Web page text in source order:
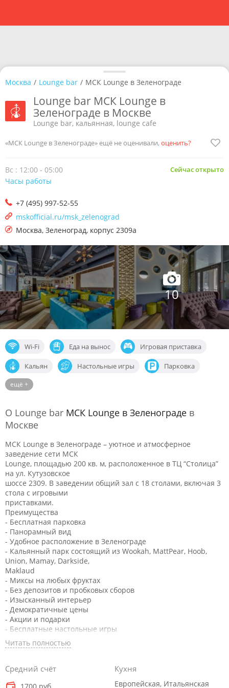
10
Wi-Fi Еда на вынос Игровая приставка
Кальян Настольные игры Парковка
Спортивные трансляции
ещё +
Москва / Lounge bar / МСК Lounge в Зеленограде
Lounge bar МСК Lounge в
Зеленограде в Москве
Lounge bar, кальянная, lounge cafe
«МСК Lounge в Зеленограде» ещё не оценивали, оценить?
+7 (495) 997-52-55
mskofficial.ru/msk_zelenograd
Москва, Зеленоград, корпус 2309а
Сейчас открыто
Вс : 12:00 - 05:00
Часы работы
О Lounge bar МСК Lounge в Зеленограде в
Москве
МСК Lounge в Зеленограде – уютное и атмосферное
заведение сети МСК
Lounge, площадью 200 кв. м, расположенное в ТЦ “Столица”
на ул. Кутузовское
шоссе 2309. В заведении общий зал с 18 столами, включая 3
стола с игровыми
приставками.
Преимущества
- Бесплатная парковка
- Панорамный вид
- Удобное расположение в Зеленограде
- Кальянный парк состоящий из Wookah, MattPear, Hoob,
Union, Mamay, Darkside,
Maklaud
- Миксы на любых фруктах
- Без депозитов и пробковых сборов
- Изысканный интерьер
- Демократичные цены
- Акции и подарки
- Бесплатные настольные игры
- Игровые приставки PS 4, PS 5
- Высокое качество и сервис
- Уникальная мобильная система лояльности с встроенным
Читать полностью
Средний счёт Кухня
Европейская, Итальянская